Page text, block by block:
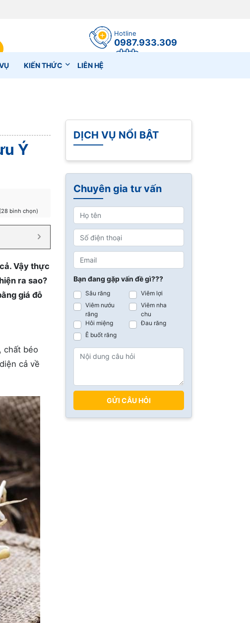
Hotline
0987.933.309
KIẾN THỨC LIÊN HỆ
Ý
bình chọn)
Vậy thực
ra sao?
giá đỗ
chất béo
cả về
DỊCH VỤ NỔI BẬT
Chuyên gia tư vấn
Bạn đang gặp vấn đề gì???
Sâu răng
Viêm lợi
Viêm nướu
răng
Viêm nha
chu
Hôi miệng
Đau răng
Ê buốt răng
GỬI CÂU HỎI